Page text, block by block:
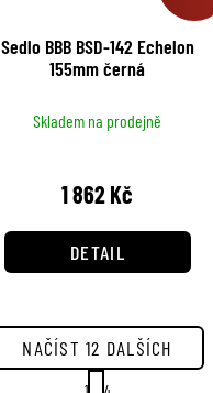
Sedlo BBB BSD-142 Echelon
155mm černá
Skladem na prodejně
1 862 Kč
DETAIL
NAČÍST 12 DALŠÍCH
S